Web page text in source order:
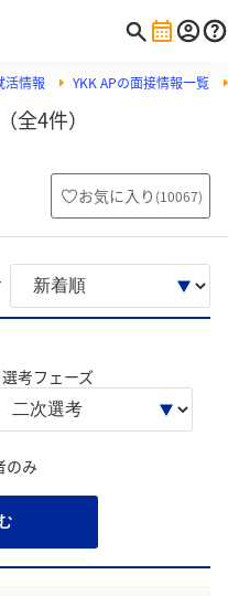
活情報 YKK APの面接情報一覧
全4件）
お気に入り (10067)
選考フェーズ
のみ